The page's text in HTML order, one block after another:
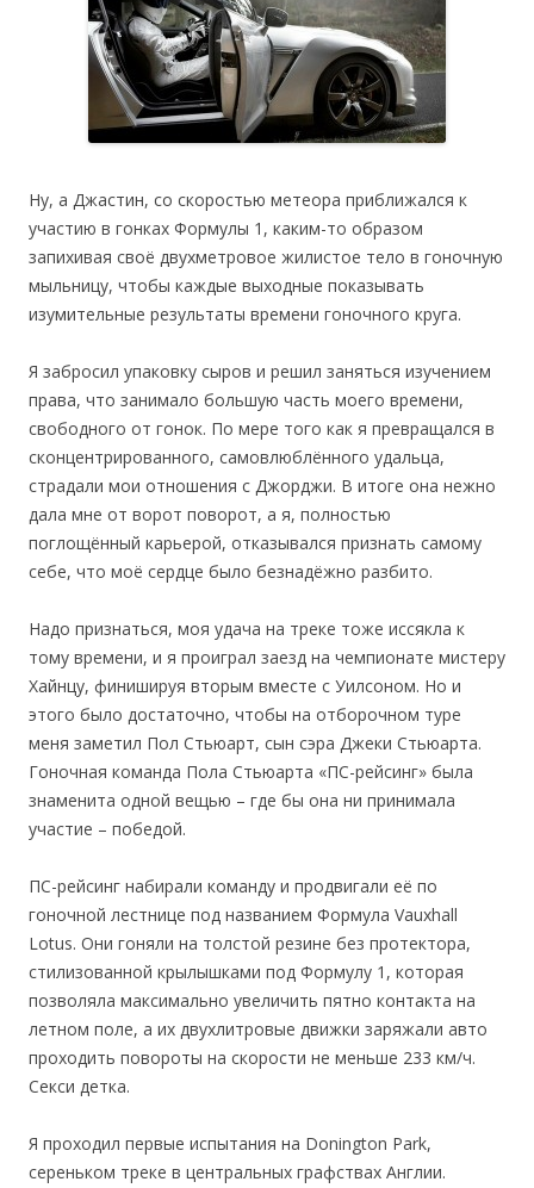
Ну, а Джастин, со скоростью метеора приближался к
участию в гонках Формулы 1, каким-то образом
запихивая своё двухметровое жилистое тело в гоночную
мыльницу, чтобы каждые выходные показывать
изумительные результаты времени гоночного круга.
Я забросил упаковку сыров и решил заняться изучением
права, что занимало большую часть моего времени,
свободного от гонок. По мере того как я превращался в
сконцентрированного, самовлюблённого удальца,
страдали мои отношения с Джорджи. В итоге она нежно
дала мне от ворот поворот, а я, полностью
поглощённый карьерой, отказывался признать самому
себе, что моё сердце было безнадёжно разбито.
Надо признаться, моя удача на треке тоже иссякла к
тому времени, и я проиграл заезд на чемпионате мистеру
Хайнцу, финишируя вторым вместе с Уилсоном. Но и
этого было достаточно, чтобы на отборочном туре
меня заметил Пол Стьюарт, сын сэра Джеки Стьюарта.
Гоночная команда Пола Стьюарта «ПС-рейсинг» была
знаменита одной вещью – где бы она ни принимала
участие – победой.
ПС-рейсинг набирали команду и продвигали её по
гоночной лестнице под названием Формула Vauxhall
Lotus. Они гоняли на толстой резине без протектора,
стилизованной крылышками под Формулу 1, которая
позволяла максимально увеличить пятно контакта на
летном поле, а их двухлитровые движки заряжали авто
проходить повороты на скорости не меньше 233 км/ч.
Секси детка.
Я проходил первые испытания на Donington Park,
сереньком треке в центральных графствах Англии.